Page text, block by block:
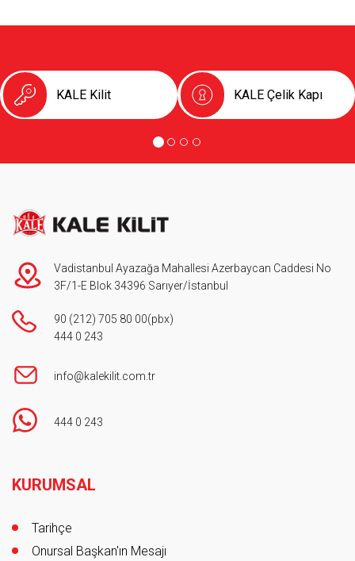
Ürün Katalogları
KALE Kilit KALE Çelik Kapı
Vadistanbul Ayazağa Mahallesi Azerbaycan Caddesi No
3F/1-E Blok 34396 Sarıyer/İstanbul
90 (212) 705 80 00(pbx)
444 0 243
info@kalekilit.com.tr
444 0 243
KURUMSAL
Tarihçe
Onursal Başkan'ın Mesajı